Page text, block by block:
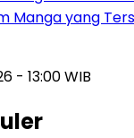
Manga yang
- 13:00 WIB